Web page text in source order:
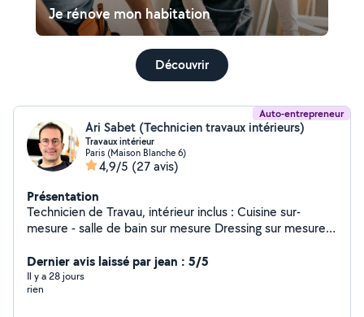
Je rénove mon habitation
Découvrir
Auto-entrepreneur
Ari Sabet (Technicien travaux intérieurs)
Travaux intérieur
Paris (Maison Blanche 6)
4,9/5 (27 avis)
Présentation
Technicien de Travau, intérieur inclus : Cuisine sur-
mesure - salle de bain sur mesure Dressing sur mesure -
menuiserie - Électricité etc.
Dernier avis laissé par jean : 5/5
Il y a 28 jours
rien